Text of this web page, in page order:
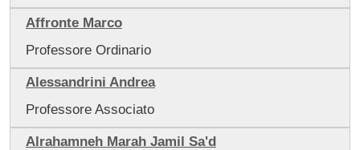
Affronte Marco
Professore Ordinario
Alessandrini Andrea
Professore Associato
Alrahamneh Marah Jamil Sa'd